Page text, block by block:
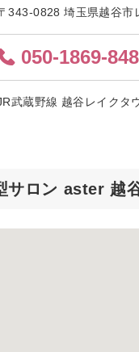
343-0828 埼玉県越谷
050-1869-
武蔵野線 越谷レイクタ
サロン aster 越